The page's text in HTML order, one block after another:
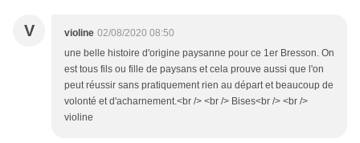
V violine 02/08/2020 08:50
une belle histoire d'origine paysanne pour ce 1er Bresson. On
est tous fils ou fille de paysans et cela prouve aussi que l'on
peut réussir sans pratiquement rien au départ et beaucoup de
volonté et d'acharnement.<br /> <br /> Bises<br /> <br />
violine